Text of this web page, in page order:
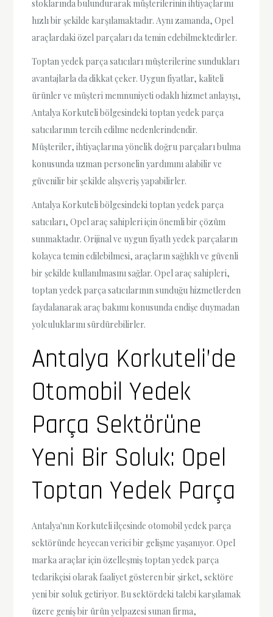
stoklarında bulundurarak müşterilerinin ihtiyaçlarını
hızlı bir şekilde karşılamaktadır. Aynı zamanda, Opel
araçlardaki özel parçaları da temin edebilmektedirler.
Toptan yedek parça satıcıları müşterilerine sundukları
avantajlarla da dikkat çeker. Uygun fiyatlar, kaliteli
ürünler ve müşteri memnuniyeti odaklı hizmet anlayışı,
Antalya Korkuteli bölgesindeki toptan yedek parça
satıcılarının tercih edilme nedenlerindendir.
Müşteriler, ihtiyaçlarına yönelik doğru parçaları bulma
konusunda uzman personelin yardımını alabilir ve
güvenilir bir şekilde alışveriş yapabilirler.
Antalya Korkuteli bölgesindeki toptan yedek parça
satıcıları, Opel araç sahipleri için önemli bir çözüm
sunmaktadır. Orijinal ve uygun fiyatlı yedek parçaların
kolayca temin edilebilmesi, araçların sağlıklı ve güvenli
bir şekilde kullanılmasını sağlar. Opel araç sahipleri,
toptan yedek parça satıcılarının sunduğu hizmetlerden
faydalanarak araç bakımı konusunda endişe duymadan
yolculuklarını sürdürebilirler.
Antalya Korkuteli’de
Otomobil Yedek
Parça Sektörüne
Yeni Bir Soluk: Opel
Toptan Yedek Parça
Antalya'nın Korkuteli ilçesinde otomobil yedek parça
sektöründe heyecan verici bir gelişme yaşanıyor. Opel
marka araçlar için özelleşmiş toptan yedek parça
tedarikçisi olarak faaliyet gösteren bir şirket, sektöre
yeni bir soluk getiriyor. Bu sektördeki talebi karşılamak
üzere geniş bir ürün yelpazesi sunan firma,